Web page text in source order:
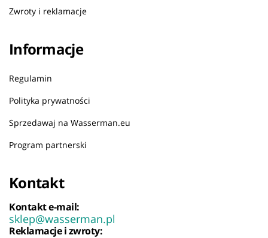
Zwroty i reklamacje
Informacje
Regulamin
Polityka prywatności
Sprzedawaj na Wasserman.eu
Program partnerski
Kontakt
Kontakt e-mail:
sklep@wasserman.pl
Reklamacje i zwroty: